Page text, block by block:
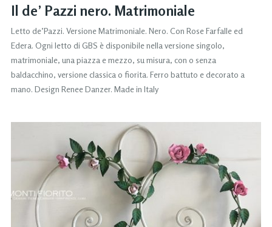
Il de’ Pazzi nero. Matrimoniale
Letto de’Pazzi. Versione Matrimoniale. Nero. Con Rose Farfalle ed
Edera. Ogni letto di GBS è disponibile nella versione singolo,
matrimoniale, una piazza e mezzo, su misura, con o senza
baldacchino, versione classica o fiorita. Ferro battuto e decorato a
mano. Design Renee Danzer. Made in Italy